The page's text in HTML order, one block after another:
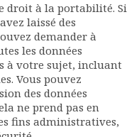
droit à la portabilité. Si
laissé des
demander à
les données
à votre sujet, incluant
Vous pouvez
des données
ne prend pas en
fins administratives,